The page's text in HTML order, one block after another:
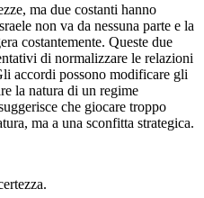
ma due costanti hanno
non va da nessuna parte e la
costantemente. Queste due
di normalizzare le relazioni
accordi possono modificare gli
la natura di un regime
che giocare troppo
ma a una sconfitta strategica.